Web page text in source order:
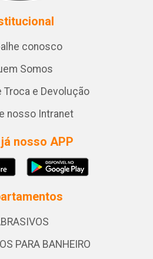
conosco
Somos
Troca e Devolução
nosso Intranet
nosso APP
PARA BANHEIRO